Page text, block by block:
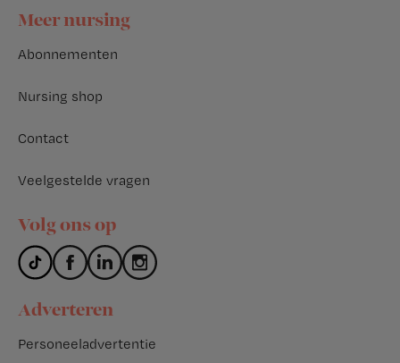
Footer
Meer nursing
Abonnementen
Nursing shop
Contact
Veelgestelde vragen
Volg ons op
Adverteren
Personeeladvertentie